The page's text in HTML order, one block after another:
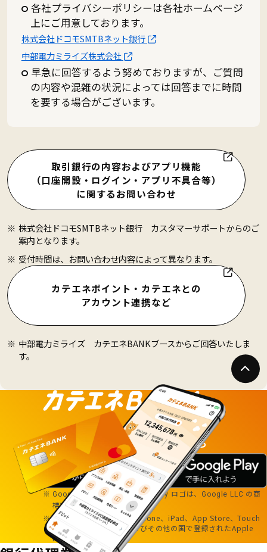
各社プライバシーポリシーは各社ホームページ
上にご用意しております。
株式会社ドコモSMTBネット銀行
中部電力ミライズ株式会社
早急に回答するよう努めておりますが、ご質問
の内容や混雑の状況によっては回答までに時間
を要する場合がございます。
取引銀行の内容およびアプリ機能
（口座開設・ログイン・アプリ不具合等）
に関するお問い合わせ
株式会社ドコモSMTBネット銀行 カスタマーサポートからのご
案内となります。
受付時間は、お問い合わせ内容によって異なります。
カテエネポイント・カテエネとの
アカウント連携など
中部電力ミライズ カテエネBANKブースからご回答いたしま
す。
ダウンロードはこちら
Google PlayおよびGoogle Play ロゴは、 Google LLC の商
標です。
Apple、Appleのロゴ、iPhone、iPad、App Store、Touch
ID、Face IDは、米国およびその他の国で登録されたApple
Inc.の商標です。